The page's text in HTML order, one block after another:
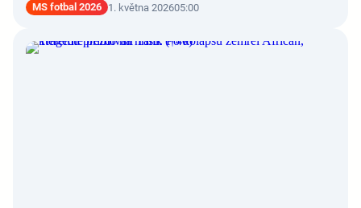
MS fotbal 2026 1. května 202605:00